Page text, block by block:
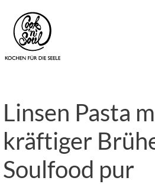
Linsen Pasta
kräftiger
Soulfood pur